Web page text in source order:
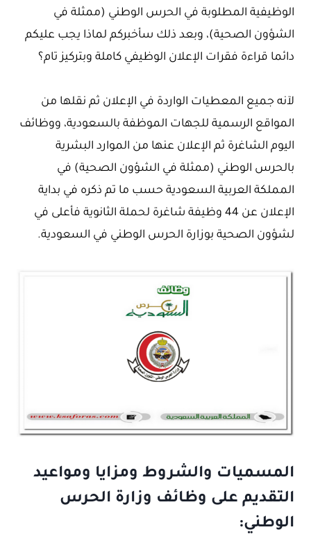
الوظيفية المطلوبة في الحرس الوطني (ممثلة في
الشؤون الصحية)، وبعد ذلك سأخبركم لماذا يجب عليكم
دائما قراءة فقرات الإعلان الوظيفي كاملة وبتركيز تام؟
لآنه جميع المعطيات الواردة في الإعلان ثم نقلها من
المواقع الرسمية للجهات الموظفة بالسعودية، ووظائف
اليوم الشاغرة ثم الإعلان عنها من الموارد البشرية
بالحرس الوطني (ممثلة في الشؤون الصحية) في
المملكة العربية السعودية حسب ما تم ذكره في بداية
الإعلان عن 44 وظيفة شاغرة لحملة الثانوية فأعلى في
لشؤون الصحية بوزارة الحرس الوطني في السعودية.
المسميات والشروط ومزايا ومواعيد
التقديم على وظائف وزارة الحرس
الوطني: